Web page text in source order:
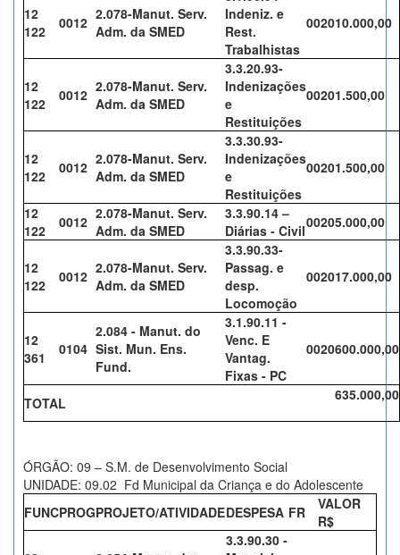
12
122
0012 2.078-Manut. Serv.
Adm. da SMED
Indeniz. e
Rest.
Trabalhistas
002010.000,00
12
122
0012 2.078-Manut. Serv.
Adm. da SMED
3.3.20.93-
Indenizações
e
Restituições
00201.500,00
12
122
0012 2.078-Manut. Serv.
Adm. da SMED
3.3.30.93-
Indenizações
e
Restituições
00201.500,00
12
122
0012 2.078-Manut. Serv.
Adm. da SMED
3.3.90.14 –
Diárias - Civil00205.000,00
12
122
0012 2.078-Manut. Serv.
Adm. da SMED
3.3.90.33-
Passag. e
desp.
Locomoção
002017.000,00
12
361
0104
2.084 - Manut. do
Sist. Mun. Ens.
Fund.
3.1.90.11 -
Venc. E
Vantag.
Fixas - PC
0020600.000,00
TOTAL 635.000,00
ÓRGÃO: 09 – S.M. de Desenvolvimento Social
UNIDADE: 09.02 Fd Municipal da Criança e do Adolescente
FUNCPROGPROJETO/ATIVIDADEDESPESA FR
VALOR
R$
3.3.90.30 -